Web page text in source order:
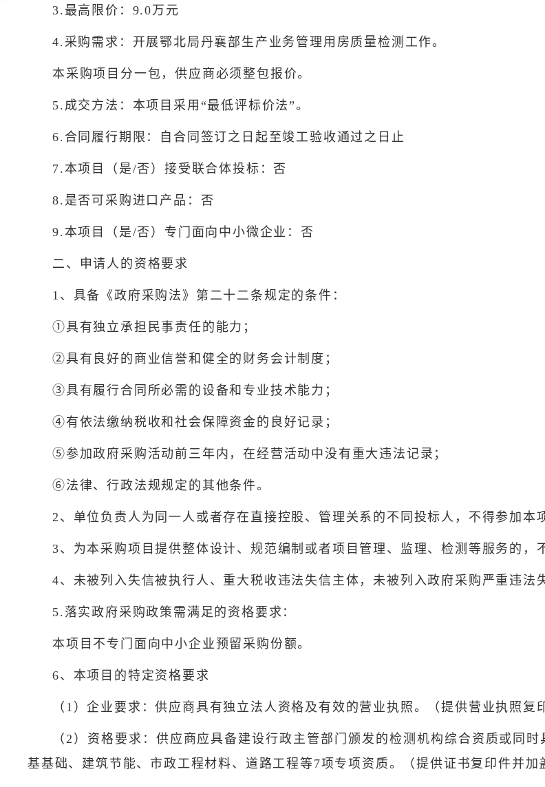
3.最高限价：9.0万元
4.采购需求：开展鄂北局丹襄部生产业务管理用房质量检测工作。
本采购项目分一包，供应商必须整包报价。
5.成交方法：本项目采用“最低评标价法”。
6.合同履行期限：自合同签订之日起至竣工验收通过之日止
7.本项目（是/否）接受联合体投标：否
8.是否可采购进口产品：否
9.本项目（是/否）专门面向中小微企业：否
二、申请人的资格要求
1、具备《政府采购法》第二十二条规定的条件：
①具有独立承担民事责任的能力；
②具有良好的商业信誉和健全的财务会计制度；
③具有履行合同所必需的设备和专业技术能力；
④有依法缴纳税收和社会保障资金的良好记录；
⑤参加政府采购活动前三年内，在经营活动中没有重大违法记录；
⑥法律、行政法规规定的其他条件。
2、单位负责人为同一人或者存在直接控股、管理关系的不同投标人，不得参加本
3、为本采购项目提供整体设计、规范编制或者项目管理、监理、检测等服务的，
4、未被列入失信被执行人、重大税收违法失信主体，未被列入政府采购严重违法
5.落实政府采购政策需满足的资格要求：
本项目不专门面向中小企业预留采购份额。
6、本项目的特定资格要求
（1）企业要求：供应商具有独立法人资格及有效的营业执照。（提供营业执照复
（2）资格要求：供应商应具备建设行政主管部门颁发的检测机构综合资质或同
基基础、建筑节能、市政工程材料、道路工程等7项专项资质。（提供证书复印件并加